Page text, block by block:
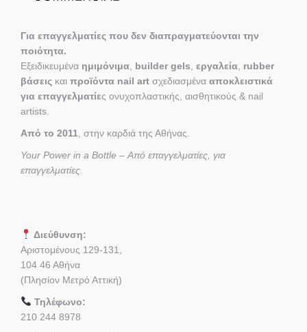
Για επαγγελματίες που δεν διαπραγματεύονται την
ποιότητα.
Εξειδικευμένα ημιμόνιμα builder gels εργαλεία rubber
βάσεις και προϊόντα nail art σχεδιασμένα αποκλειστικά
για επαγγελματίες ονυχοπλαστικής, αισθητικούς & nail
artists.
Από το 2011 , στην καρδιά της Αθήνας.
Your Power in a Bottle – Από επαγγελματίες, για
επαγγελματίες.
Διεύθυνση:
Αριστομένους 129-131,
104 46 Αθήνα
(Πλησίον Μετρό Αττική)
Τηλέφωνο:
210 244 8978